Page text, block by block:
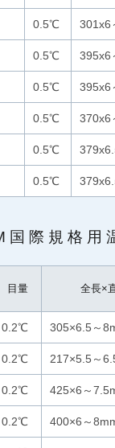
0.5℃ 301x6
0.5℃ 395x6
0.5℃ 395x6
0.5℃ 370x6
0.5℃
0.5℃
際規格用
目量 全長×
0.2℃ 305×6.5～
0.2℃ 217×5.5～
0.2℃ 425×6～
0.2℃ 400×6～